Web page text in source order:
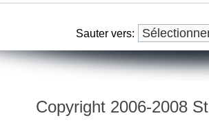
Sauter vers:
Copyright 2006-2008